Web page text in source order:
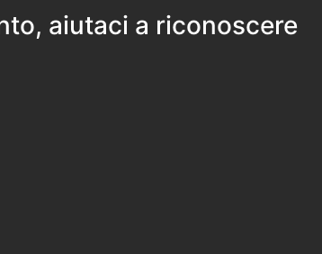
aiutaci a riconoscere